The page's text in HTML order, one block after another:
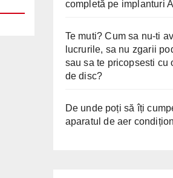
completă pe implanturi
Te muti? Cum sa nu-ti
lucrurile, sa nu zgarii
sau sa te pricopsesti cu
de disc?
De unde poți să îți
aparatul de aer